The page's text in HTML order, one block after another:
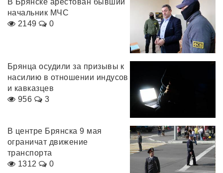
начальник МЧС
2149
0
Брянца осудили за призывы к
насилию в отношении индусов
и кавказцев
956
3
В центре Брянска 9 мая
ограничат движение
транспорта
1312
0